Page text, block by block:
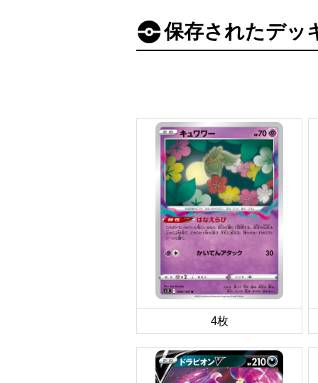
保存されたデッ
4枚